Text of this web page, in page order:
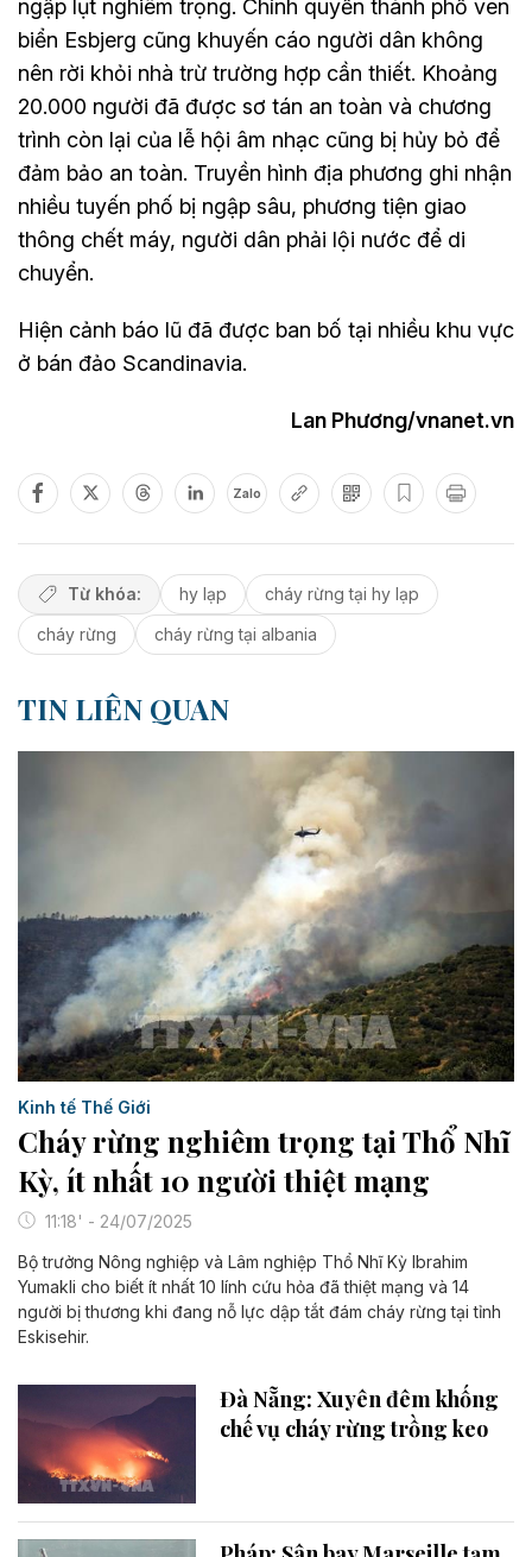
ngập lụt nghiêm trọng. Chính quyền thành phố ven
biển Esbjerg cũng khuyến cáo người dân không
nên rời khỏi nhà trừ trường hợp cần thiết. Khoảng
20.000 người đã được sơ tán an toàn và chương
trình còn lại của lễ hội âm nhạc cũng bị hủy bỏ để
đảm bảo an toàn. Truyền hình địa phương ghi nhận
nhiều tuyến phố bị ngập sâu, phương tiện giao
thông chết máy, người dân phải lội nước để di
chuyển.
Hiện cảnh báo lũ đã được ban bố tại nhiều khu vực
ở bán đảo Scandinavia.
Lan Phương/vnanet.vn
Zalo
Từ khóa: hy lạp
cháy rừng tại hy lạp
cháy rừng
cháy rừng tại albania
TIN LIÊN QUAN
Kinh tế Thế Giới
Cháy rừng nghiêm trọng tại Thổ Nhĩ
Kỳ, ít nhất 10 người thiệt mạng
11:18' - 24/07/2025
Bộ trưởng Nông nghiệp và Lâm nghiệp Thổ Nhĩ Kỳ Ibrahim
Yumakli cho biết ít nhất 10 lính cứu hỏa đã thiệt mạng và 14
người bị thương khi đang nỗ lực dập tắt đám cháy rừng tại tỉnh
Eskisehir.
Đà Nẵng: Xuyên đêm khống
chế vụ cháy rừng trồng keo